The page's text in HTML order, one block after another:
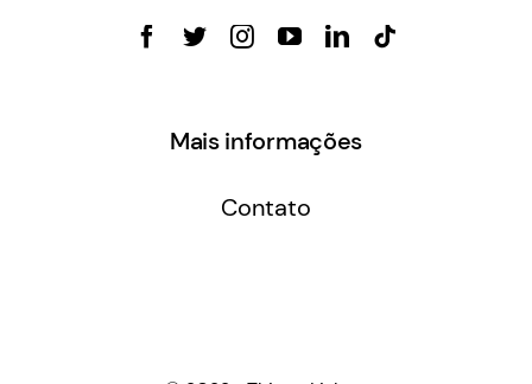
Mais informações
Contato